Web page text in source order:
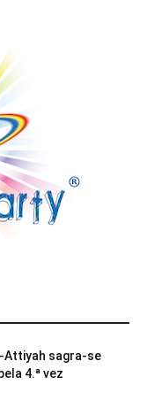
Attiyah sagra-se
4.ª vez